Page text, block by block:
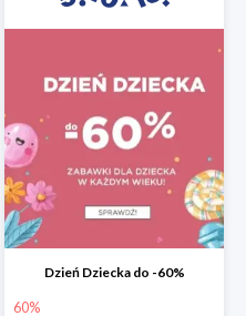
Dzień Dziecka do -60%
60%